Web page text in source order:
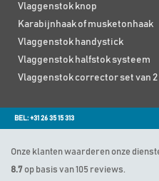
Vlaggenstok knop
Karabijnhaak of musketonhaak
Vlaggenstok handystick
Vlaggenstok halfstok systeem
Vlaggenstok corrector set van 2
BEL: +31 26 35 15 313
Onze klanten waarderen onze
8.7 op basis van 105 reviews.